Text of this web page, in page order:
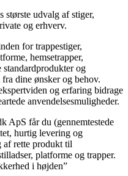
største udvalg af stiger,
og erhverv.
for trappestiger,
hemsetrapper,
og
dine ønsker og behov.
og erfaring bidrage
anvendelsesmuligheder.
ApS får du (gennemtestede
hurtig levering og
af rette produkt til
platforme og trapper.
i højden”